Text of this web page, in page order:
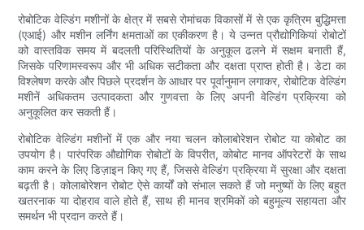
रोबोटिक वेल्डिंग मशीनों के क्षेत्र में सबसे रोमांचक विकासों में से एक कृत्रिम बुद्धिमत्ता
(एआई) और मशीन लर्निंग क्षमताओं का एकीकरण है। ये उन्नत प्रौद्योगिकियां रोबोटों
को वास्तविक समय में बदलती परिस्थितियों के अनुकूल ढलने में सक्षम बनाती हैं,
जिसके परिणामस्वरूप और भी अधिक सटीकता और दक्षता प्राप्त होती है। डेटा का
विश्लेषण करके और पिछले प्रदर्शन के आधार पर पूर्वानुमान लगाकर, रोबोटिक वेल्डिंग
मशीनें अधिकतम उत्पादकता और गुणवत्ता के लिए अपनी वेल्डिंग प्रक्रिया को
अनुकूलित कर सकती हैं।
रोबोटिक वेल्डिंग मशीनों में एक और नया चलन कोलाबोरेशन रोबोट या कोबोट का
उपयोग है। पारंपरिक औद्योगिक रोबोटों के विपरीत, कोबोट मानव ऑपरेटरों के साथ
काम करने के लिए डिज़ाइन किए गए हैं, जिससे वेल्डिंग प्रक्रिया में सुरक्षा और दक्षता
बढ़ती है। कोलाबोरेशन रोबोट ऐसे कार्यों को संभाल सकते हैं जो मनुष्यों के लिए बहुत
खतरनाक या दोहराव वाले होते हैं, साथ ही मानव श्रमिकों को बहुमूल्य सहायता और
समर्थन भी प्रदान करते हैं।